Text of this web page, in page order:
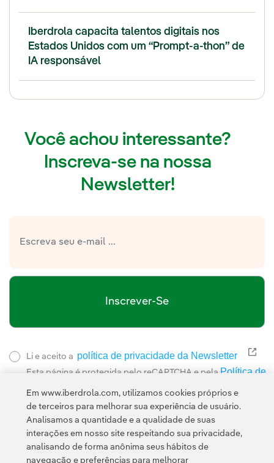
Iberdrola capacita talentos digitais nos
Estados Unidos com um “Prompt-a-thon” de
IA responsável
Você achou interessante?
Inscreva-se na nossa
Newsletter!
Inscrever-Se
Li e aceito a política de privacidade da Newsletter Link
Esta página é protegida pelo reCAPTCHA e pela Política de
Em www.iberdrola.com, utilizamos cookies próprios e
de terceiros para melhorar sua experiência de usuário.
Analisamos a quantidade e a qualidade de suas
interações em nosso site respeitando sua privacidade,
analisando de forma anônima seus hábitos de
navegação e preferências para melhorar